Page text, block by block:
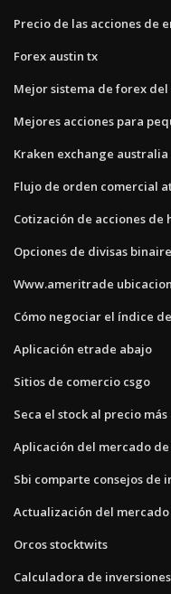
Precio de las acciones de
Forex austin tx
Mejor sistema de forex
Mejores acciones para
Kraken exchange australia
Flujo de orden comercial
Cotización de acciones de
Opciones de divisas binaire
Www.ameritrade
Cómo negociar el índice
Aplicación etrade abajo
Sitios de comercio csgo
Seca el stock al precio
Aplicación del mercado
Sbi comparte consejos de
Actualización del
Orcos stocktwits
Calculadora de